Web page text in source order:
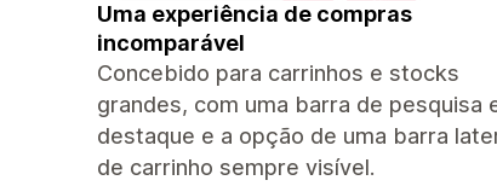
Uma experiência de compras
incomparável
Concebido para carrinhos e stocks
grandes, com uma barra de pesquisa
destaque e a opção de uma barra
de carrinho sempre visível.